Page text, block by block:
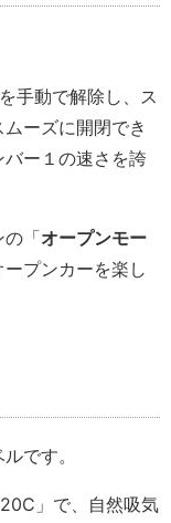
手動で解除し、ス
ーズに開閉でき
ー１の速さを誇
の「オープンモー
プンカーを楽し
です。
」で、自然吸気